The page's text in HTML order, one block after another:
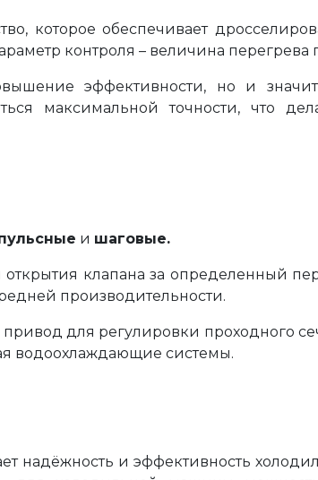
которое обеспечивает
контроля – величина перегрева
эффективности, но и
максимальной точности, что
и шаговые.
клапана за определенный
производительности.
для регулировки проходного
водоохлаждающие системы.
надёжность и эффективность